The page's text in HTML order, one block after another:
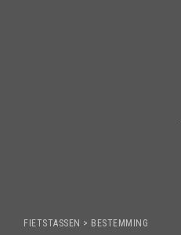
FIETSTASSEN > BESTEMMING